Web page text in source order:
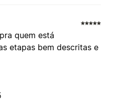
quem está
etapas bem descritas e